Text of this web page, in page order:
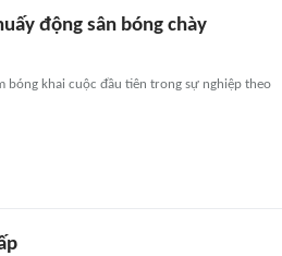
động sân bóng chày
bóng khai cuộc đầu tiên trong sự nghiệp theo